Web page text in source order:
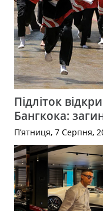
Підліток
Бангкока:
П’ятниця, 7 Серпня,